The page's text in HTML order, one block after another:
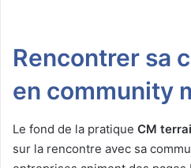
Rencontrer sa
en community
Le fond de la pratique CM
sur la rencontre avec sa